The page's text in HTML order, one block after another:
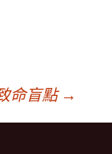
命盲點 →